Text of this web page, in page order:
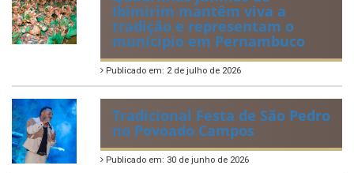
Ibimirim mantêm viva a
tradição e representam o
munícipio em Pernambuco
Publicado em: 2 de julho de 2026
Tradicional Festa de São Pedro
no Povoado Campos
Publicado em: 30 de junho de 2026